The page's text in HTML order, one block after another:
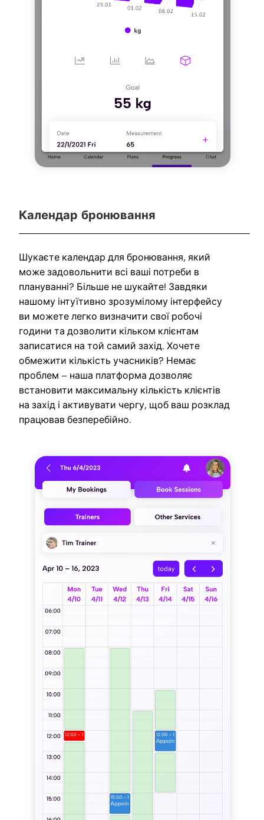
Календар бронювання
Шукаєте календар для бронювання, який
може задовольнити всі ваші потреби в
плануванні? Більше не шукайте! Завдяки
нашому інтуїтивно зрозумілому інтерфейсу
ви можете легко визначити свої робочі
години та дозволити кільком клієнтам
записатися на той самий захід. Хочете
обмежити кількість учасників? Немає
проблем – наша платформа дозволяє
встановити максимальну кількість клієнтів
на захід і активувати чергу, щоб ваш розклад
працював безперебійно.